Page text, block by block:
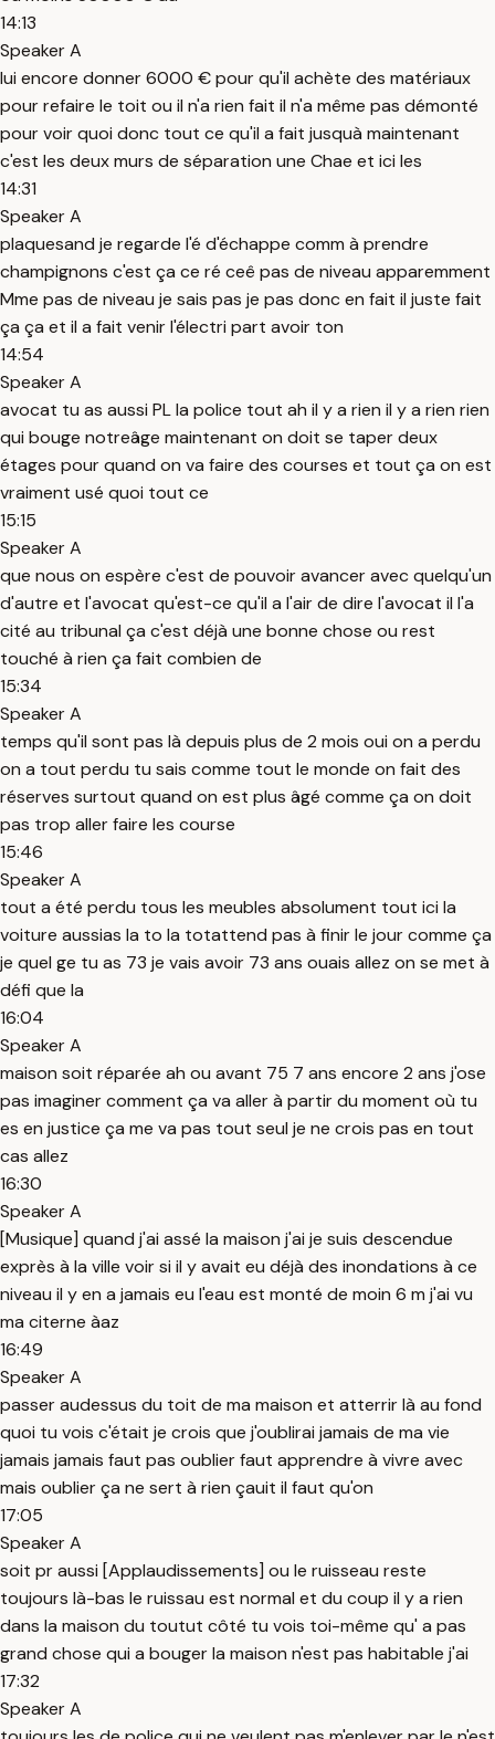
14:13
Speaker A
lui encore donner 6000 € pour qu'il achète des matériaux
pour refaire le toit ou il n'a rien fait il n'a même pas démonté
pour voir quoi donc tout ce qu'il a fait jusquà maintenant
c'est les deux murs de séparation une Chae et ici les
14:31
Speaker A
plaquesand je regarde l'é d'échappe comm à prendre
champignons c'est ça ce ré ceê pas de niveau apparemment
Mme pas de niveau je sais pas je pas donc en fait il juste fait
ça ça et il a fait venir l'électri part avoir ton
14:54
Speaker A
avocat tu as aussi PL la police tout ah il y a rien il y a rien rien
qui bouge notreâge maintenant on doit se taper deux
étages pour quand on va faire des courses et tout ça on est
vraiment usé quoi tout ce
15:15
Speaker A
que nous on espère c'est de pouvoir avancer avec quelqu'un
d'autre et l'avocat qu'est-ce qu'il a l'air de dire l'avocat il l'a
cité au tribunal ça c'est déjà une bonne chose ou rest
touché à rien ça fait combien de
15:34
Speaker A
temps qu'il sont pas là depuis plus de 2 mois oui on a perdu
on a tout perdu tu sais comme tout le monde on fait des
réserves surtout quand on est plus âgé comme ça on doit
pas trop aller faire les course
15:46
Speaker A
tout a été perdu tous les meubles absolument tout ici la
voiture aussias la to la totattend pas à finir le jour comme ça
je quel ge tu as 73 je vais avoir 73 ans ouais allez on se met à
défi que la
16:04
Speaker A
maison soit réparée ah ou avant 75 7 ans encore 2 ans j'ose
pas imaginer comment ça va aller à partir du moment où tu
es en justice ça me va pas tout seul je ne crois pas en tout
cas allez
16:30
Speaker A
[Musique] quand j'ai assé la maison j'ai je suis descendue
exprès à la ville voir si il y avait eu déjà des inondations à ce
niveau il y en a jamais eu l'eau est monté de moin 6 m j'ai vu
ma citerne àaz
16:49
Speaker A
passer audessus du toit de ma maison et atterrir là au fond
quoi tu vois c'était je crois que j'oublirai jamais de ma vie
jamais jamais faut pas oublier faut apprendre à vivre avec
mais oublier ça ne sert à rien çauit il faut qu'on
17:05
Speaker A
soit pr aussi [Applaudissements] ou le ruisseau reste
toujours là-bas le ruissau est normal et du coup il y a rien
dans la maison du toutut côté tu vois toi-même qu' a pas
grand chose qui a bouger la maison n'est pas habitable j'ai
17:32
Speaker A